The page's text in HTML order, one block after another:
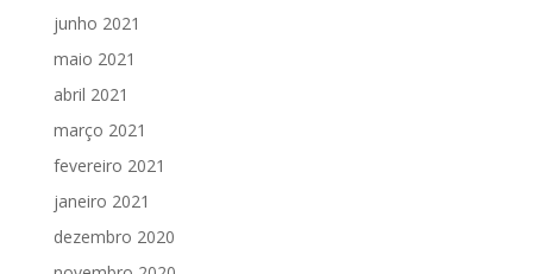
junho 2021
maio 2021
abril 2021
março 2021
fevereiro 2021
janeiro 2021
dezembro 2020